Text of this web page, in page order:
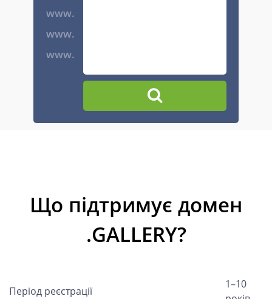
www.
www.
www.
Що підтримує домен
.GALLERY?
Період реєстрації
1–10